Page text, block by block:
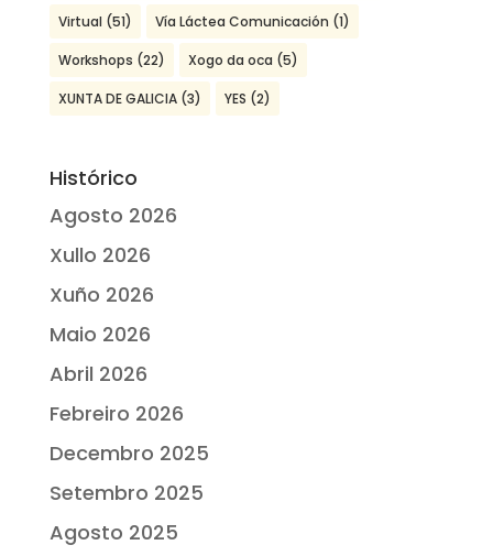
Virtual (51) Vía Láctea Comunicación (1)
Workshops (22) Xogo da oca (5)
XUNTA DE GALICIA(3) YES (2)
Histórico
Agosto 2026
Xullo 2026
Xuño 2026
Maio 2026
Abril 2026
Febreiro 2026
Decembro 2025
Setembro 2025
Agosto 2025